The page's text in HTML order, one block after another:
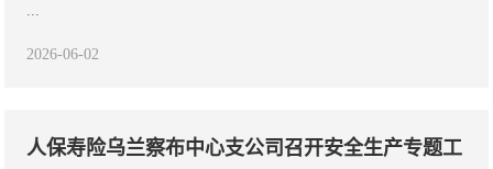
...
2026-06-02
人保寿险乌兰察布中心支公司召开安全生产专题工